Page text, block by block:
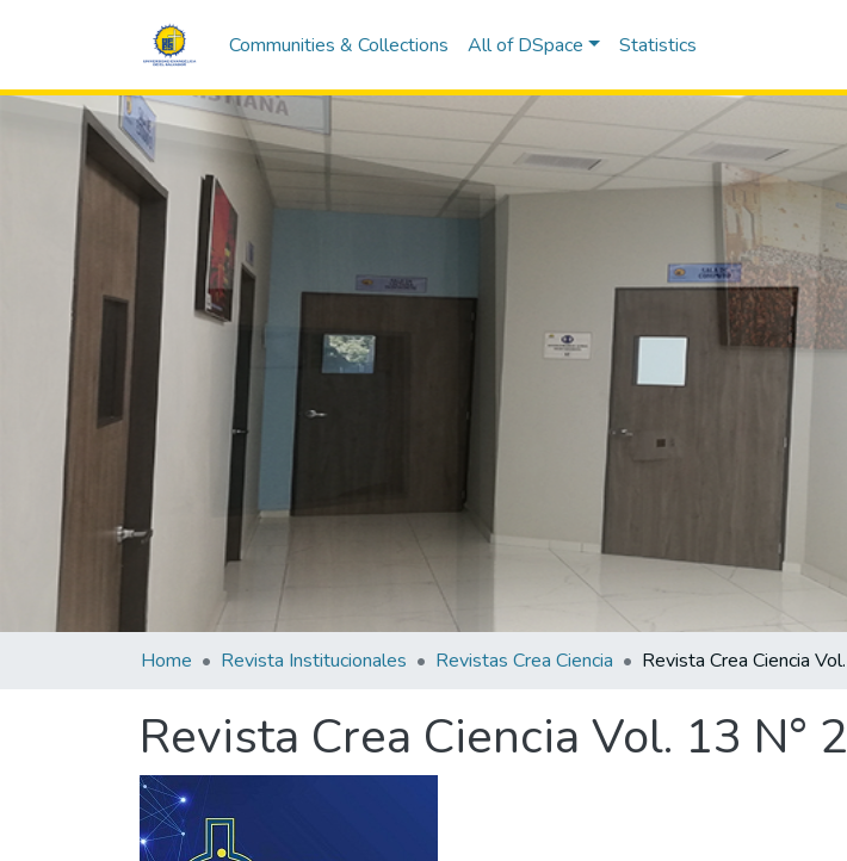
Communities & Collections All of DSpace Statistics
Home Revista Institucionales Revistas Crea Ciencia
Revista Crea Ciencia Vol. 13 N° 2